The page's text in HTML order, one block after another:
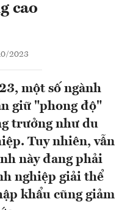
cao
2023
một số ngành
giữ "phong độ"
trưởng như du
Tuy nhiên, vẫn
này đang phải
nghiệp giải thể
khẩu cũng giảm